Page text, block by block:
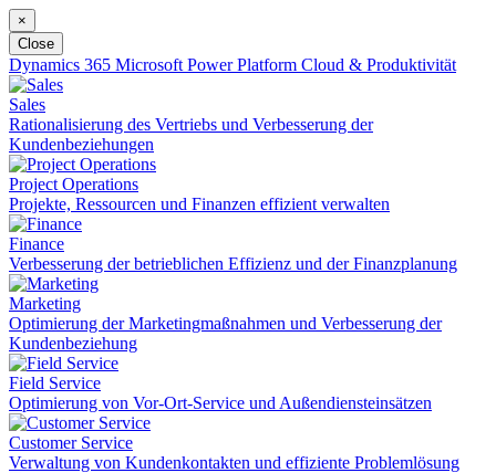
×
Close
Dynamics 365 Microsoft Power Platform Cloud & Produktivität
Sales
Rationalisierung des Vertriebs und Verbesserung der
Kundenbeziehungen
Project Operations
Projekte, Ressourcen und Finanzen effizient verwalten
Finance
Verbesserung der betrieblichen Effizienz und der Finanzplanung
Marketing
Optimierung der Marketingmaßnahmen und Verbesserung der
Kundenbeziehung
Field Service
Optimierung von Vor-Ort-Service und Außendiensteinsätzen
Customer Service
Verwaltung von Kundenkontakten und effiziente Problemlösung